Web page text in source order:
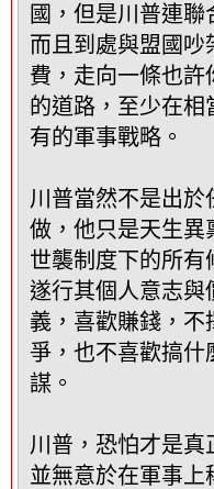
國，但是川普連聯
而且到處與盟國
費，走向一條也
的道路，至少在相
有的軍事戰略。
川普當然不是出於
做，他只是天生異
世襲制度下的所有
遂行其個人意志與
義，喜歡賺錢，不
爭，也不喜歡搞什
謀。
川普，恐怕才是真
並無意於在軍事上